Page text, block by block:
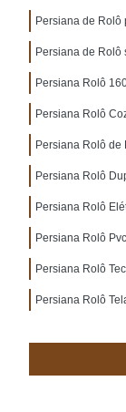
Persiana de Rolô
Persiana de Rolô
Persiana Rolô
Persiana Rolô
Persiana Rolô de
Persiana Rolô
Persiana Rolô
Persiana Rolô Pvc
Persiana Rolô
Persiana Rolô